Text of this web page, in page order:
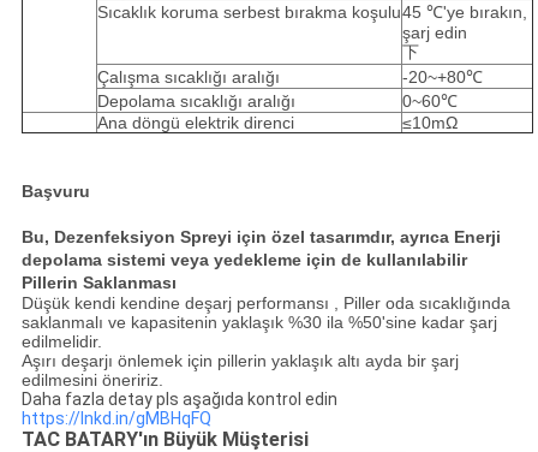
Sıcaklık koruma serbest bırakma koşulu45 ℃'ye bırakın,
şarj edin
下
Çalışma sıcaklığı aralığı
-20~+80℃
Depolama sıcaklığı aralığı
0~60℃
Ana döngü elektrik direnci
≤10mΩ
Başvuru
Bu, Dezenfeksiyon Spreyi için özel tasarımdır, ayrıca Enerji
depolama sistemi veya yedekleme için de kullanılabilir
Pillerin Saklanması
Düşük kendi kendine deşarj performansı , Piller oda sıcaklığında
saklanmalı ve kapasitenin yaklaşık %30 ila %50'sine kadar şarj
edilmelidir.
Aşırı deşarjı önlemek için pillerin yaklaşık altı ayda bir şarj
edilmesini öneririz.
Daha fazla detay pls aşağıda kontrol edin
https://lnkd.in/gMBHqFQ
TAC BATARY'ın Büyük Müşterisi